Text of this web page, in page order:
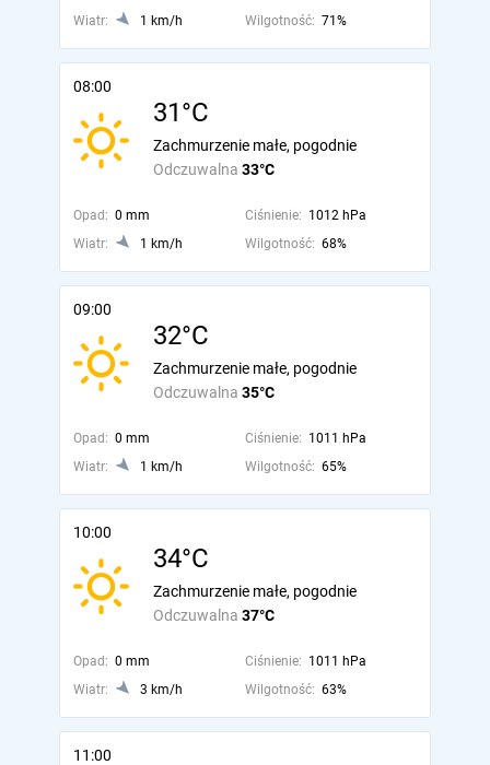
Wiatr: 1 km/h Wilgotność: 71%
08:00
31°C
Odczuwalna 33°C
Zachmurzenie małe, pogodnie
Opad: 0 mm Ciśnienie: 1012 hPa
Wiatr:
1 km/h Wilgotność: 68%
09:00
32°C
Odczuwalna 35°C
Zachmurzenie małe, pogodnie
Opad: 0 mm Ciśnienie: 1011 hPa
Wiatr:
1 km/h Wilgotność: 65%
10:00
34°C
Odczuwalna 37°C
Zachmurzenie małe, pogodnie
Opad: 0 mm Ciśnienie: 1011 hPa
Wiatr:
3 km/h Wilgotność: 63%
11:00